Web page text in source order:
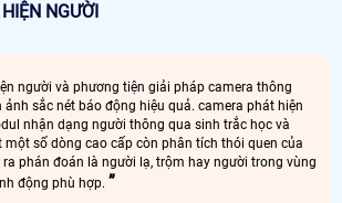
NGƯỜI
người và phương tiện giải pháp camera thông
sắc nét báo động hiệu quả. camera phát hiện
nhận dạng người thông qua sinh trắc học và
số dòng cao cấp còn phân tích thói quen của
phán đoán là người lạ, trộm hay người trong vùng
động phù hợp.